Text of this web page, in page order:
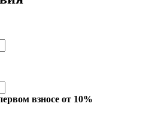
взносе от 10%